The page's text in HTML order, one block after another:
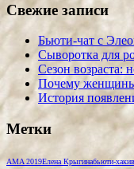
Свежие записи
Бьюти-чат с
Сыворотка для
Сезон возраста:
Почему женщины
История
Метки
AMA 2019Елена Крыгинабьюти-хаки